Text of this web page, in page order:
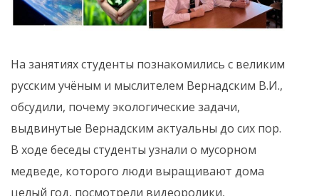
На занятиях студенты познакомились с великим
русским учёным и мыслителем Вернадским В.И.,
обсудили, почему экологические задачи,
выдвинутые Вернадским актуальны до сих пор.
В ходе беседы студенты узнали о мусорном
медведе, которого люди выращивают дома
целый год, посмотрели видеоролики,